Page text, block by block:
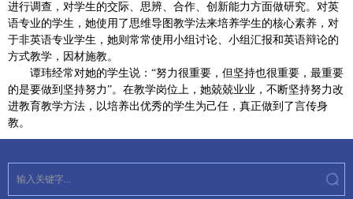
进行调查，对学生的交际、思辨、合作、创新能力方面做研究。对英
语专业的学生，她使用了思维导图教学法来培养学生的核心素养，对
于非英语专业学生，她则常常使用小组讨论、小组汇报和英语辩论的
方式教学，因材施教。
谭玮经常对她的学生说：“努力很重要，但坚持也很重要，最重要
的是要做到坚持努力”。在教学岗位上，她兢兢业业，不断坚持努力改
进教育教学方法，以培养出优秀的学生为己任，真正做到了言传身
教。